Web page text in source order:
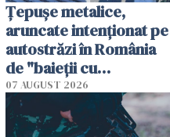
Țepușe metalice,
aruncate intenționat pe
autostrăzi în România
de "baieții cu
platforme": "Mi-au
cerut 1200 lei să mă
tracteze"
07 AUGUST 2026